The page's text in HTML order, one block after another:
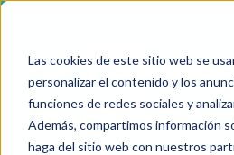
Las cookies de este sitio web se
personalizar el contenido y los
funciones de redes sociales y
Además, compartimos información
haga del sitio web con nuestros